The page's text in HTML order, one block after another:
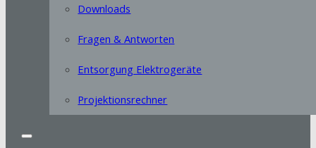
Downloads
Fragen & Antworten
Entsorgung Elektrogeräte
Projektionsrechner